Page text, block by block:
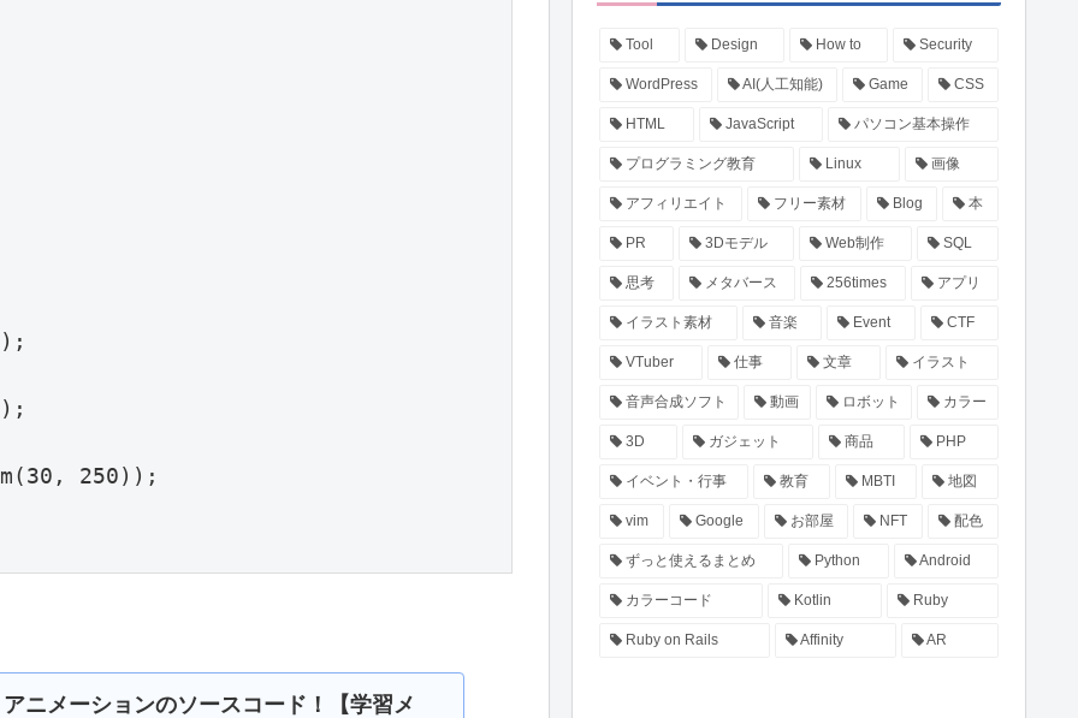
ニメーションのソースコード！【学習メ
Tool Design How to Security
WordPress AI(人工知能) Game CSS
HTML JavaScript パソコン基本操作
プログラミング教育 Linux 画像
アフィリエイト フリー素材 Blog 本
PR 3Dモデル Web制作 SQL
思考 メタバース 256times アプリ
イラスト素材 音楽 Event CTF
VTuber 仕事 文章 イラスト
音声合成ソフト 動画 ロボット カラー
3D ガジェット 商品 PHP
イベント・行事 教育 MBTI 地図
vim Google お部屋 NFT 配色
ずっと使えるまとめ Python Android
カラーコード Kotlin Ruby
Ruby on Rails Affinity AR